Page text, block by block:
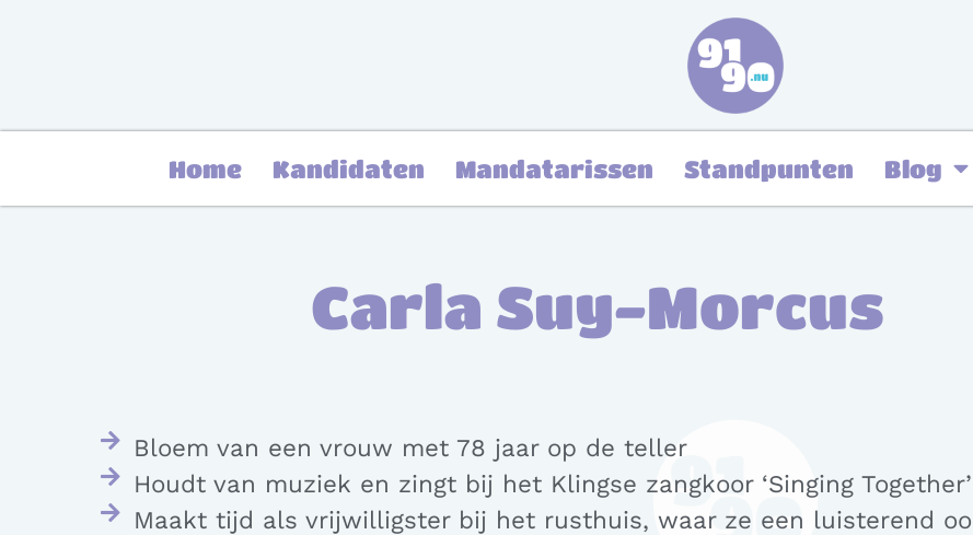
Home Kandidaten Mandatarissen Standpunten Blog
Carla Suy-Morcus
Bloem van een vrouw met 78 jaar op de teller
Houdt van muziek en zingt bij het Klingse zangkoor ‘Singing Together’
Maakt tijd als vrijwilligster bij het rusthuis, waar ze een luisterend